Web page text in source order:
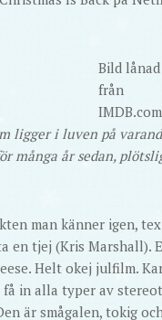
Bild lånad
från
IMDB.com
ligger i luven på
många år sedan,
man känner igen,
tjej (Kris Marshall).
Helt okej julfilm.
in alla typer av
är smågalen, tokig